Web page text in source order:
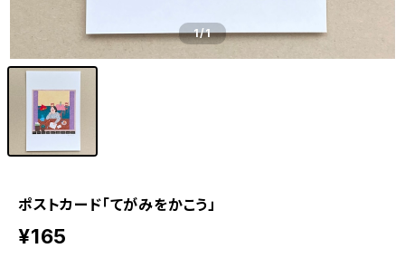
1/1
ポストカード「てがみをかこう」
¥165